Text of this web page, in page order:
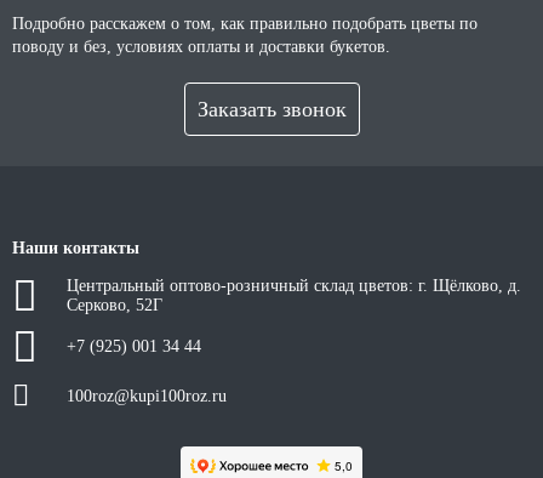
Подробно расскажем о том, как правильно подобрать цветы по
поводу и без, условиях оплаты и доставки букетов.
Заказать звонок
Наши контакты
Центральный оптово-розничный склад цветов: г. Щёлково, д.
Серково, 52Г
+7 (925) 001 34 44
100roz@kupi100roz.ru